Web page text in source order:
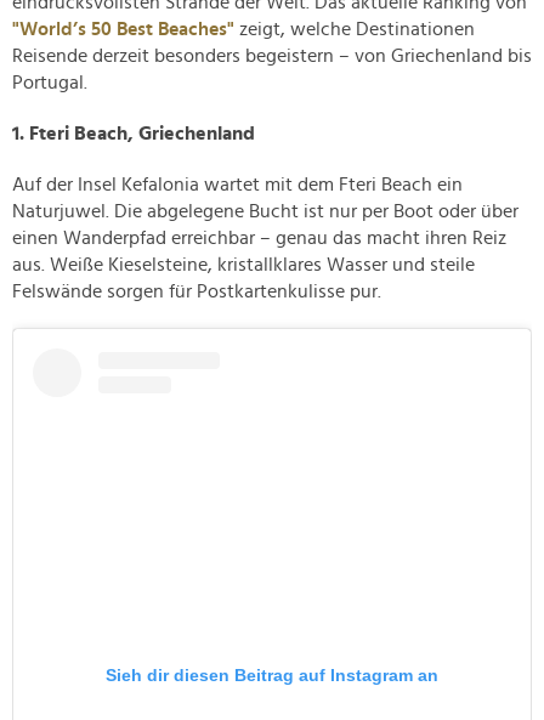
"World’s 50 Best Beaches" zeigt, welche Destinationen
Reisende derzeit besonders begeistern – von Griechenland bis
Portugal.
1. Fteri Beach, Griechenland
Auf der Insel Kefalonia wartet mit dem Fteri Beach ein
Naturjuwel. Die abgelegene Bucht ist nur per Boot oder über
einen Wanderpfad erreichbar – genau das macht ihren Reiz
aus. Weiße Kieselsteine, kristallklares Wasser und steile
Felswände sorgen für Postkartenkulisse pur.
Sieh dir diesen Beitrag auf Instagram an